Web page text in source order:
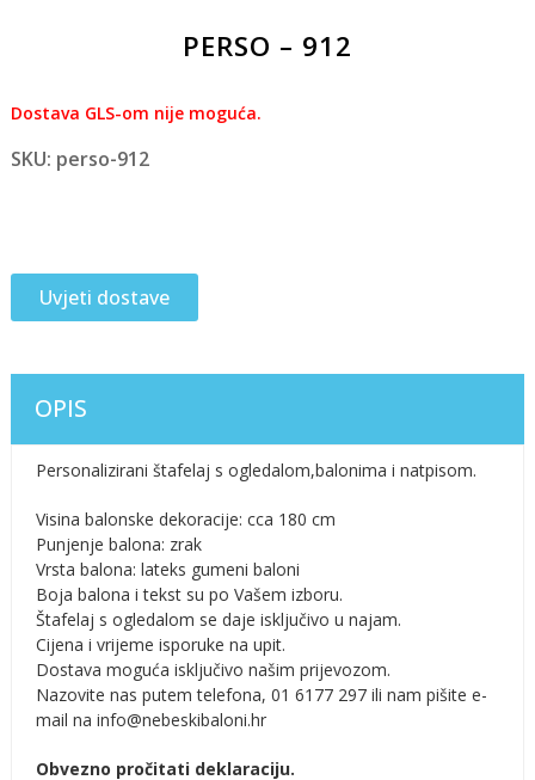
PERSO – 912
Dostava GLS-om nije moguća.
SKU: perso-912
Uvjeti dostave
OPIS
Personalizirani štafelaj s ogledalom,balonima i natpisom.
Visina balonske dekoracije: cca 180 cm
Punjenje balona: zrak
Vrsta balona: lateks gumeni baloni
Boja balona i tekst su po Vašem izboru.
Štafelaj s ogledalom se daje isključivo u najam.
Cijena i vrijeme isporuke na upit.
Dostava moguća isključivo našim prijevozom.
Nazovite nas putem telefona, 01 6177 297 ili nam pišite e-
mail na info@nebeskibaloni.hr
Obvezno pročitati deklaraciju.